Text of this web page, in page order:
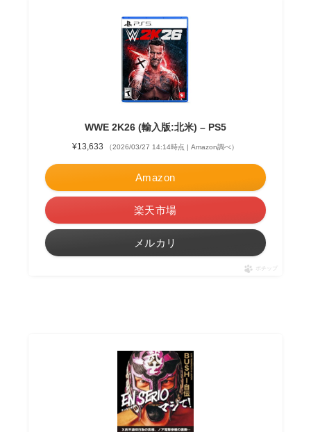
WWE 2K26 (輸入版:北米) – PS5
¥13,633 （2026/03/27 14:14時点 | Amazon調べ）
Amazon
楽天市場
メルカリ
ポチップ